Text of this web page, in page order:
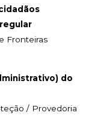
Fronteiras
do
/ Provedoria